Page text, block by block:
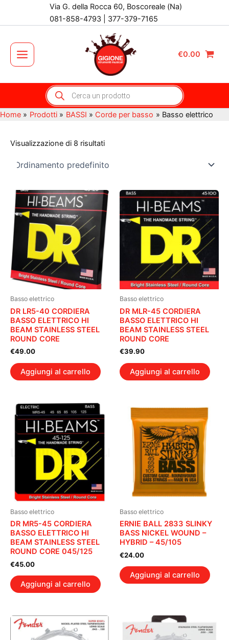
Via G. della Rocca 60, Boscoreale (Na)
081-858-4793 | 377-379-7165
Main
Menu
€0.00
Products
search
Home Prodotti BASSI Corde per basso Basso elettrico
Visualizzazione di 8 risultati
Basso elettrico
DR LR5-40 CORDIERA
BASSO ELETTRICO HI
BEAM STAINLESS STEEL
ROUND CORE
€49.00
Aggiungi al carrello
Basso elettrico
DR MLR-45 CORDIERA
BASSO ELETTRICO HI
BEAM STAINLESS STEEL
ROUND CORE
€39.90
Aggiungi al carrello
Basso elettrico
DR MR5-45 CORDIERA
BASSO ELETTRICO HI
BEAM STAINLESS STEEL
ROUND CORE 045/125
€45.00
Aggiungi al carrello
Basso elettrico
ERNIE BALL 2833 SLINKY
BASS NICKEL WOUND –
HYBRID – 45/105
€24.00
Aggiungi al carrello